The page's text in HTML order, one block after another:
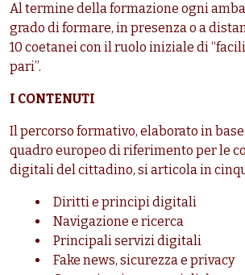
Al termine della formazione ogni
grado di formare, in presenza o a
10 coetanei con il ruolo iniziale di
pari”.
I CONTENUTI
Il percorso formativo, elaborato in
quadro europeo di riferimento per le
digitali del cittadino, si articola in
Diritti e principi digitali
Navigazione e ricerca
Principali servizi digitali
Fake news, sicurezza e privacy